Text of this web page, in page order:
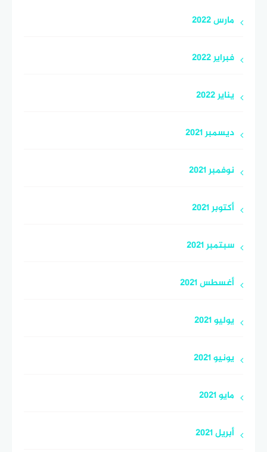
مارس 2022
فبراير 2022
يناير 2022
ديسمبر 2021
نوفمبر 2021
أكتوبر 2021
سبتمبر 2021
أغسطس 2021
يوليو 2021
يونيو 2021
مايو 2021
أبريل 2021